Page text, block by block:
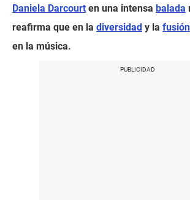
Daniela Darcourt en una intensa balada
reafirma que en la diversidad y la fusión
en la música.